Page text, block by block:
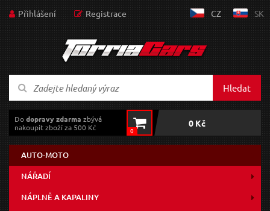
Přihlášení Registrace CZ SK
Hledat
Dodopravy zdarma zbývá
nakoupit zboží za 500 Kč
0
0 Kč
AUTO-MOTO
NÁŘADÍ
NÁPLNĚ A KAPALINY